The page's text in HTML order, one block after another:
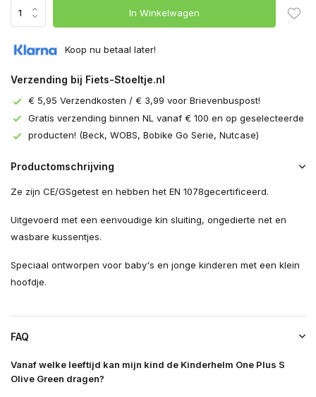
In Winkelwagen
Koop nu betaal later!
Verzending bij Fiets-Stoeltje.nl
€ 5,95 Verzendkosten / € 3,99 voor Brievenbuspost!
Gratis verzending binnen NL vanaf € 100 en op geselecteerde
producten! (Beck, WOBS, Bobike Go Serie, Nutcase)
Productomschrijving
Ze zijn CE/GSgetest en hebben het EN 1078gecertificeerd.
Uitgevoerd met een eenvoudige kin sluiting, ongedierte net en
wasbare kussentjes.
Speciaal ontworpen voor baby's en jonge kinderen met een klein
hoofdje.
FAQ
Vanaf welke leeftijd kan mijn kind de Kinderhelm One Plus S
Olive Green dragen?